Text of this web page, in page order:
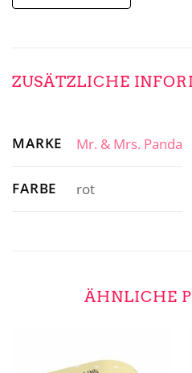
ZUSÄTZLICHE
MARKE Mr. & Mrs. Panda
FARBE rot
ÄHNLICHE